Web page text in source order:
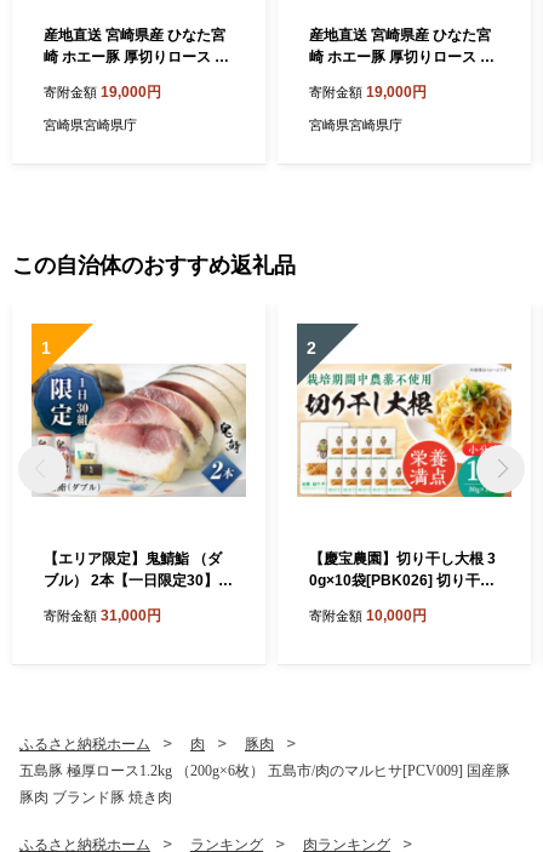
産地直送 宮崎県産 ひなた宮
崎 ホエー豚 厚切りロース と
枚） 国産 豚肉
寄附金額 19,000円
宮崎県宮崎県庁
産地直送 宮崎県産 ひなた宮
崎 ホエー豚 厚切りロース ト
国産 豚肉 ステーキ
寄附金額 19,000円
宮崎県宮崎県庁
この自治体のおすすめ返礼品
1
【エリア限定】鬼鯖鮨 （ダ
ブル） 2本【一日限定30】
五島市/三井楽水産[PBP002]
寄附金額 31,000円
2
【慶宝農園】切り干し大根 3
0g×10袋[PBK026] 切り干し
こん 小分け 野菜 乾物 乾燥
寄附金額 10,000円
ふるさと納税ホーム 肉
豚肉
五島豚 極厚ロース1.2kg （200g×6枚） 五島市/肉のマルヒサ[PCV009] 国産豚
豚肉 ブランド豚 焼き肉
ふるさと納税ホーム ランキング 肉ランキング